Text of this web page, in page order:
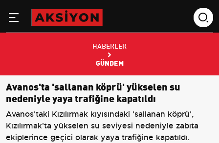
HABERLER
GÜNDEM
Avanos'ta 'sallanan köprü' yükselen su
nedeniyle yaya trafiğine kapatıldı
Avanos'taki Kızılırmak kıyısındaki 'sallanan köprü',
Kızılırmak'ta yükselen su seviyesi nedeniyle zabıta
ekiplerince geçici olarak yaya trafiğine kapatıldı.